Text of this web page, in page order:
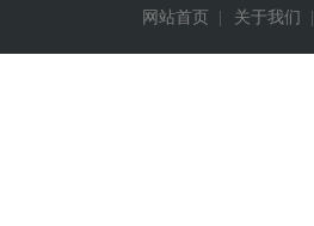
网站首页 关于我们